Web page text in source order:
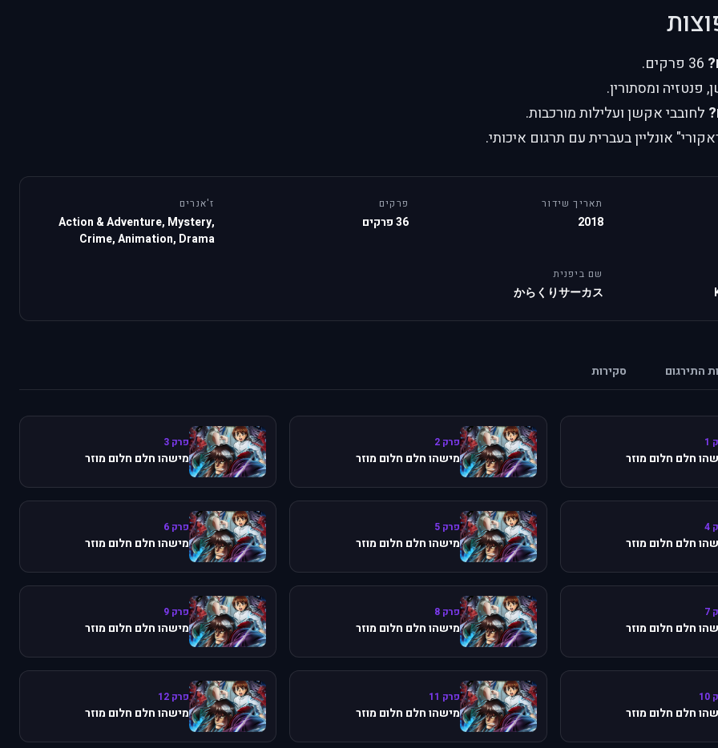
פנטזיה ומסתורין.
לחובבי אקשן ועלילות מורכבות.
אונליין בעברית עם תרגום איכותי.
תאריך שידור
2018
פרקים
36 פרקים
ז'אנרים
Action & Adventure, Mystery,
Crime, Animation, Drama
שם ביפנית
からくりサーカス
התירגום סקירות
חלם חלום מוזר
פרק 2
מישהו חלם חלום מוזר
פרק 3
מישהו חלם חלום מוזר
חלם חלום מוזר
פרק 5
מישהו חלם חלום מוזר
פרק 6
מישהו חלם חלום מוזר
חלם חלום מוזר
פרק 8
מישהו חלם חלום מוזר
פרק 9
מישהו חלם חלום מוזר
חלם חלום מוזר
פרק 11
מישהו חלם חלום מוזר
פרק 12
מישהו חלם חלום מוזר